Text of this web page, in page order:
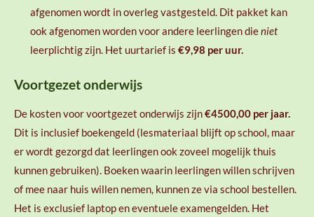
afgenomen wordt in overleg vastgesteld. Dit pakket kan
ook afgenomen worden voor andere leerlingen dieniet
leerplichtig zijn. Het uurtarief is €9,98 per uur.
Voortgezet onderwijs
De kosten voor voortgezet onderwijs zijn€4500,00 per jaar.
Dit is inclusief boekengeld (lesmateriaal blijft op school, maar
er wordt gezorgd dat leerlingen ook zoveel mogelijk thuis
kunnen gebruiken). Boeken waarin leerlingen willen schrijven
of mee naar huis willen nemen, kunnen ze via school bestellen.
Het is exclusief laptop en eventuele examengelden. Het